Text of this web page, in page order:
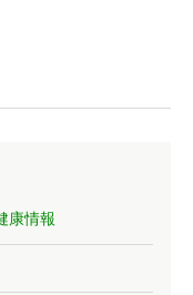
康情報